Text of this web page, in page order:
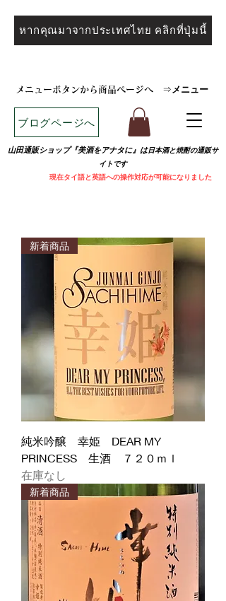
หากคุณมาจากประเทศไทย คลิกที่ปุ่มนี้
メニューボタンから商品ページへ ⇒ メニュー
ブログページへ
山田通販ショップ『美酒をアナタに』は日本酒と焼酎の通販サ
イトです
現在タイ語と英語への操作対応が可能になりました
新着商品
純米吟醸 幸姫 DEAR MY
PRINCESS 生酒 ７２０ｍｌ
在庫なし
新着商品